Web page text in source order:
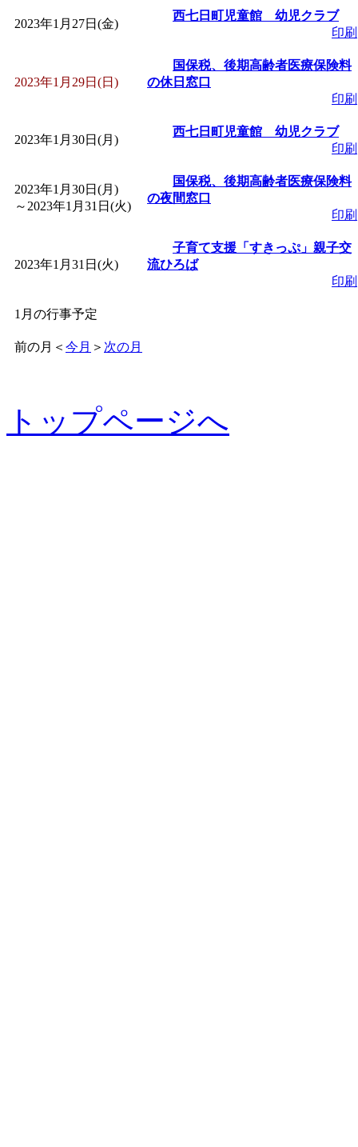
2023年1月27日(金)
西七日町児童館 幼児クラブ
印刷
2023年1月29日(日)
国保税、後期高齢者医療保険料
の休日窓口
印刷
2023年1月30日(月)
西七日町児童館 幼児クラブ
印刷
2023年1月30日(月)
～ 2023年1月31日(火)
国保税、後期高齢者医療保険料
の夜間窓口
印刷
2023年1月31日(火)
子育て支援「すきっぷ」親子交
流ひろば
印刷
1月の行事予定
前の月 ＜ 今月 ＞ 次の月
トップページへ